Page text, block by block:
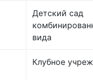
Детский сад
вида
Клубное